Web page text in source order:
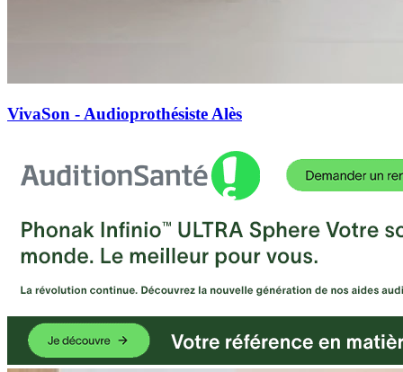
VivaSon - Audioprothésiste Alès